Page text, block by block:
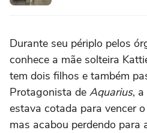
Durante seu périplo pelos
conhece a mãe solteira
tem dois filhos e também
Protagonista de Aquarius,
estava cotada para vencer
mas acabou perdendo para